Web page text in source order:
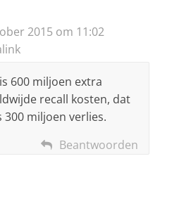
2015 om 11:02
600 miljoen extra
recall kosten, dat
miljoen verlies.
Beantwoorden